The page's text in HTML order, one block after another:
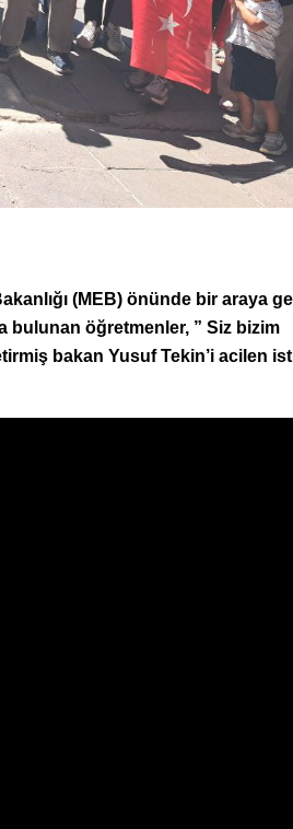
(MEB) önünde bir araya
bulunan öğretmenler, ” Siz bizim
bakan Yusuf Tekin’i acilen